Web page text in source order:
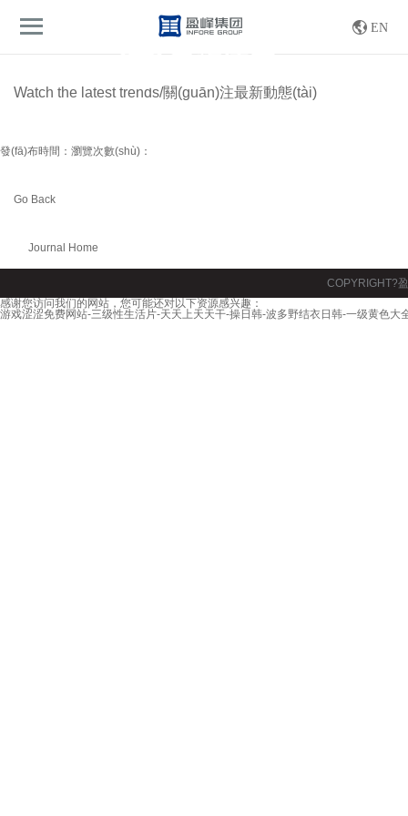
EN
導(dǎo)航
Watch the latest trends/關(guān)注最新動態(tài)
發(fā)布時間： 瀏覽次數(shù)：
Go Back
Journal Home
COPYRIGHT?
感谢您访问我们的网站，您可能还对以下资源感兴趣：
游戏涩涩免费网站-三级性生活片-天天上天天干-操日韩-波多野结衣日韩-一级黄色